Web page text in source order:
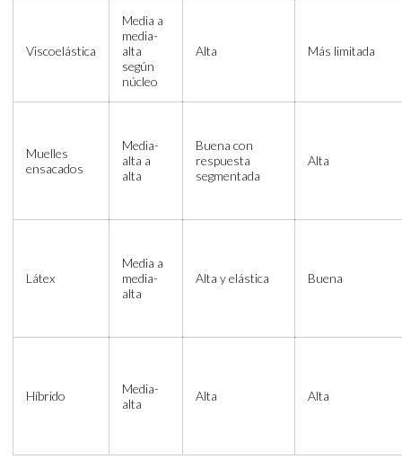
Viscoelástica
Media a
media-
alta
según
núcleo
Alta Más limitada
Muelles
ensacados
Media-
alta a
alta
Buena con
respuesta
segmentada
Alta
Látex
Media a
media-
alta
Alta y elástica Buena
Híbrido
Media-
alta
Alta Alta